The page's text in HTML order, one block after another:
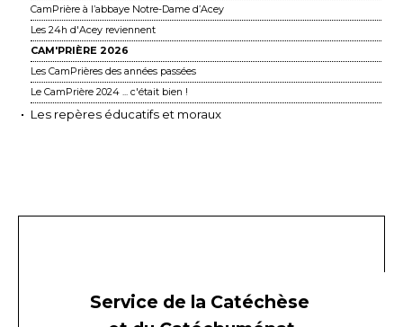
CamPrière à l’abbaye Notre-Dame d’Acey
Les 24h d'Acey reviennent
CAM'PRIÈRE 2026
Les CamPrières des années passées
Le CamPrière 2024 ... c'était bien !
Les repères éducatifs et moraux
Service de la Catéchèse